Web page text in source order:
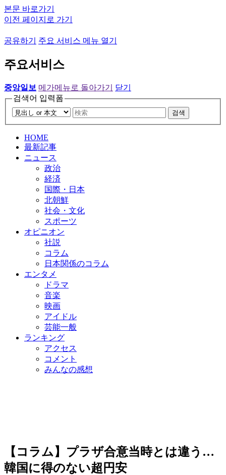
본문 바로가기
이전 페이지로 가기
공유하기 주요 서비스 메뉴 열기
주요서비스
중앙일보 메가메뉴로 돌아가기
닫기
검색어 입력폼
검색
HOME
最新記事
ニュース
政治
経済
国際・日本
北朝鮮
社会・文化
スポーツ
オピニオン
社説
コラム
日本関係のコラム
エンタメ
ドラマ
音楽
映画
アイドル
芸能一般
ランキング
アクセス
コメント
みんなの感想
【コラム】プラザ合意当時とは違う…
韓国に得のない超円安